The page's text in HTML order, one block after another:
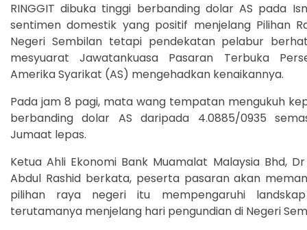
RINGGIT dibuka tinggi berbanding dolar AS pada
sentimen domestik yang positif menjelang Pilihan
Negeri Sembilan tetapi pendekatan pelabur
mesyuarat Jawatankuasa Pasaran Terbuka
Amerika Syarikat (AS) mengehadkan kenaikannya.
Pada jam 8 pagi, mata wang tempatan mengukuh
berbanding dolar AS daripada 4.0885/0935
Jumaat lepas.
Ketua Ahli Ekonomi Bank Muamalat Malaysia Bhd,
Abdul Rashid berkata, peserta pasaran akan
pilihan raya negeri itu mempengaruhi
terutamanya menjelang hari pengundian di Negeri